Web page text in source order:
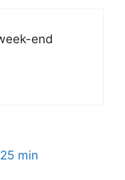
end
min